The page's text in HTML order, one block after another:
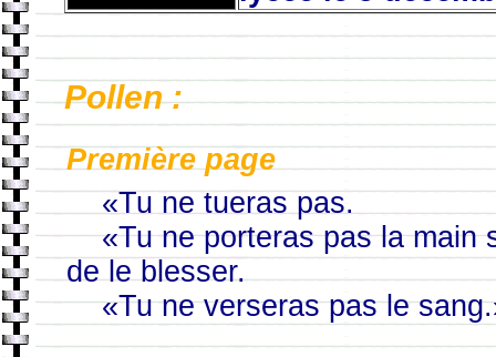
Pollen :
Première page
«Tu ne tueras pas.
«Tu ne porteras pas la main
de le blesser.
«Tu ne verseras pas le